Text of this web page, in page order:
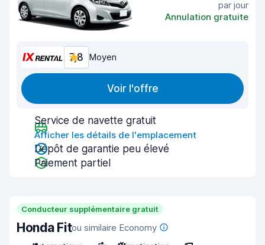
par jour
Annulation gratuite
7,8 Moyen
Voir l'offre
Service de navette gratuit
Afficher les détails de l'emplacement
Dépôt de garantie peu élevé
Paiement partiel
Conducteur supplémentaire gratuit
Honda Fitou similaire Economy